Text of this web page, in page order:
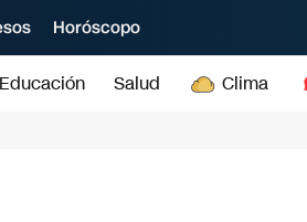
Horóscopo
Educación Salud Clima